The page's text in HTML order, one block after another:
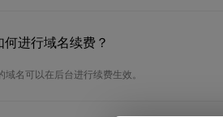
进行域名续费？
名可以在后台进行续费生效。